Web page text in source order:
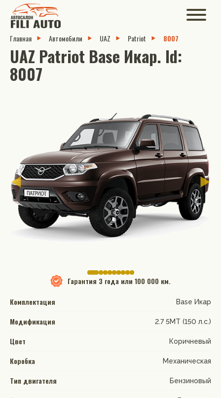
Главная Автомобили UAZ Patriot 8007
UAZ Patriot Base Икар. Id:
8007
Гарантия 3 года или 100 000 км.
Комплектация
Base Икар
Модификация 2.7 5МТ (150 л.с.)
Цвет Коричневый
Коробка Механическая
Тип двигателя Бензиновый